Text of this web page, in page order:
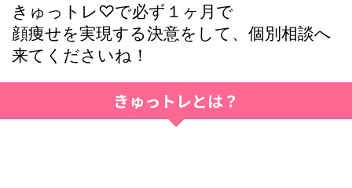
きゅっトレ♡で必ず１ヶ月で
顔痩せを実現する決意をして、個別相談へ
来てくださいね！
きゅっトレとは？